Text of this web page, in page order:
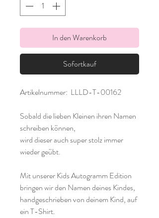
In den Warenkorb
Sofortkauf
Artikelnummer: LLLD-T-00162
Sobald die lieben Kleinen ihren Namen
schreiben können,
wird dieser auch super stolz immer
wieder geübt.
Mit unserer Kids Autogramm Edition
bringen wir den Namen deines Kindes,
handgeschrieben von deinem Kind, auf
ein T-Shirt.